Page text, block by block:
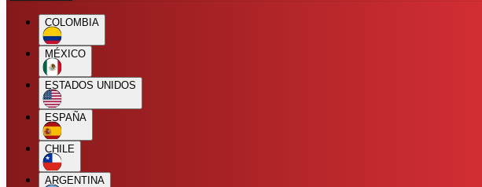
COLOMBIA
MÉXICO
ESTADOS UNIDOS
ESPAÑA
CHILE
ARGENTINA